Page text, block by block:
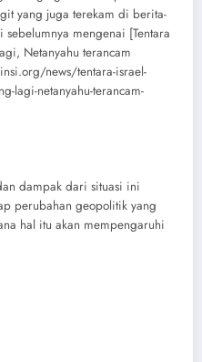
yang juga terekam di berita-
mengenai [Tentara
Netanyahu terancam
news/tentara-israel-
lagi-netanyahu-terancam-
dampak dari situasi ini
perubahan geopolitik yang
hal itu akan mempengaruhi